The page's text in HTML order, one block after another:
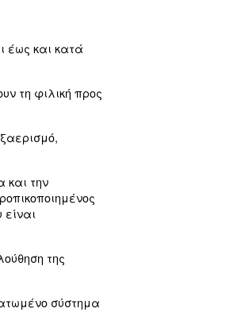
και μικρών έως μεσαίων
επίπεδο θορύβου καθιστά
και βελτιώνει την
πίεσης μεταξύ 8 και 13 bar.
δεξαμενή με ενσωματωμένο